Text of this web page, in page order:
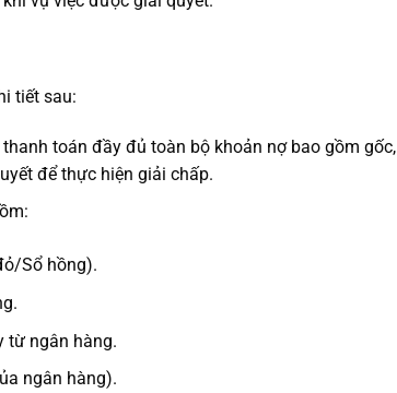
tiết sau:
toán đầy đủ toàn bộ khoản nợ bao gồm
để thực hiện giải chấp.
Sổ hồng).
từ ngân hàng.
ngân hàng).